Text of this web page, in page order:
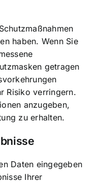
haben. Wenn Sie
getragen
Risiko verringern.
anzugeben,
zu erhalten.
Daten eingegeben
Ihrer